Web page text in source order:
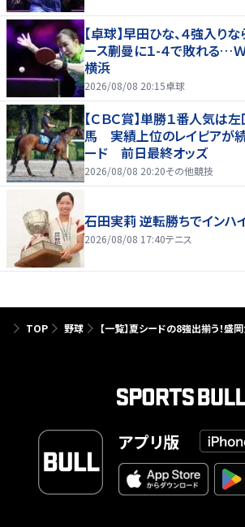
【卓球】早田ひな、４強入
ース蒯曼に１-４で敗れる…
横浜
2026/08/08 20:15卓球
【ＣＢＣ賞】単勝１番人気は
馬 実績上位のレイピアが
ード 前日最終オッズ
2026/08/08 20:20その他競技
石田実莉 逆転勝ちでインハ
2026/08/08 17:40テニス
TOP 野球 【一覧】夏シードの8強出揃う！盛
アプリ版